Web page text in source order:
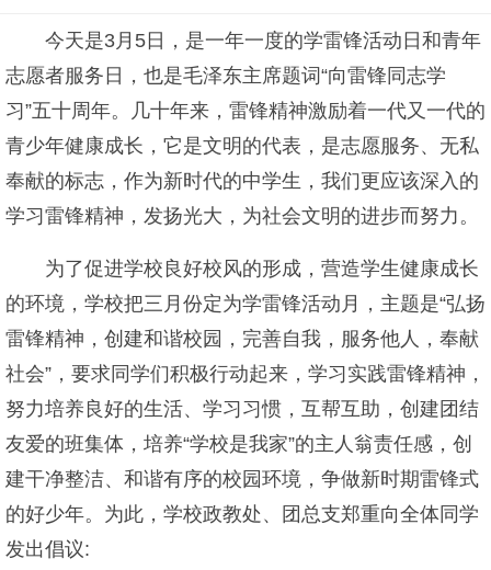
今天是3月5日，是一年一度的学雷锋活动日和青年
志愿者服务日，也是毛泽东主席题词“向雷锋同志学
习”五十周年。几十年来，雷锋精神激励着一代又一代的
青少年健康成长，它是文明的代表，是志愿服务、无私
奉献的标志，作为新时代的中学生，我们更应该深入的
学习雷锋精神，发扬光大，为社会文明的进步而努力。
为了促进学校良好校风的形成，营造学生健康成长
的环境，学校把三月份定为学雷锋活动月，主题是“弘扬
雷锋精神，创建和谐校园，完善自我，服务他人，奉献
社会”，要求同学们积极行动起来，学习实践雷锋精神，
努力培养良好的生活、学习习惯，互帮互助，创建团结
友爱的班集体，培养“学校是我家”的主人翁责任感，创
建干净整洁、和谐有序的校园环境，争做新时期雷锋式
的好少年。为此，学校政教处、团总支郑重向全体同学
发出倡议: